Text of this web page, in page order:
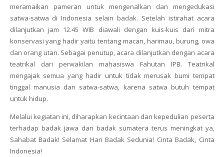
meramaikan pameran untuk mengenalkan dan mengedukasi
satwa-satwa di Indonesia selain badak. Setelah istirahat acara
dilanjutkan jam 12.45 WIB diawali dengan kuis-kuis dari mitra
konservasi yang hadir yaitu tentang macan, harimau, burung, owa
dan orang utan. Sebagai penutup, acara dilanjutkan dengan acara
teatrikal dari perwakilan mahasiswa Fahutan IPB. Teatrikal
mengajak semua yang hadir untuk tidak merusak bumi tempat
tinggal manusia dan satwa-satwa, karena satwa butuh tempat
untuk hidup.
Melalui kegiatan ini, diharapkan kecintaan dan kepedulian peserta
terhadap badak jawa dan badak sumatera terus meningkat ya,
Sahabat Badak! Selamat Hari Badak Sedunia! Cinta Badak, Cinta
Indonesia!